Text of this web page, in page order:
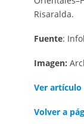
Risaralda.
Fuente:
Imagen:
Ver artículo
Volver a